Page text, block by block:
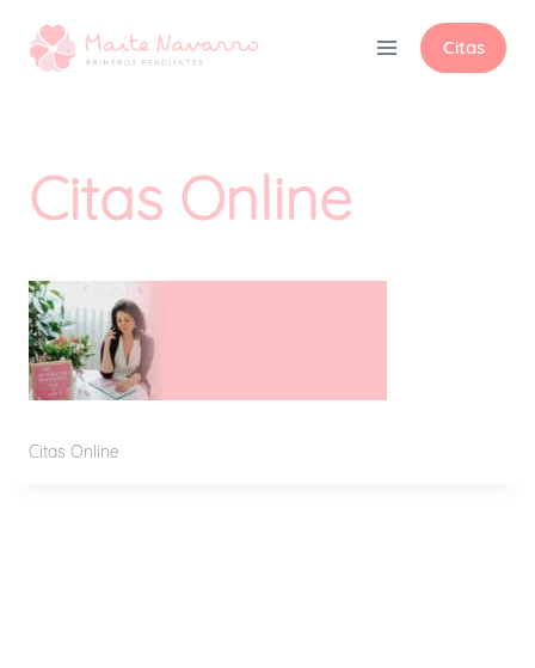
Citas
Citas Online
Citas Online